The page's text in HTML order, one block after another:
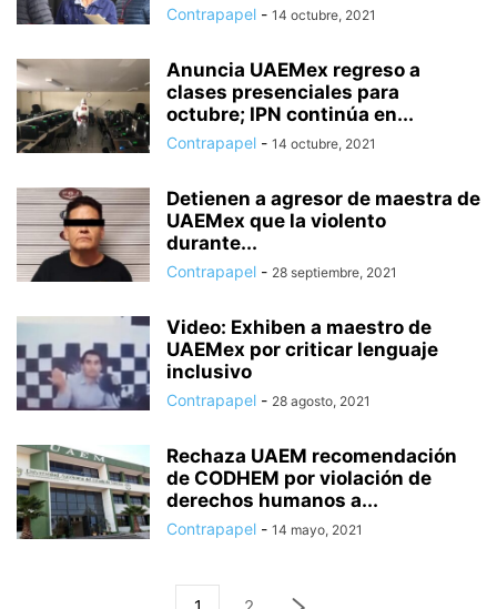
Contrapapel - 14 octubre, 2021
Anuncia UAEMex regreso a
clases presenciales para
octubre; IPN continúa en...
Contrapapel - 14 octubre, 2021
Detienen a agresor de maestra de
UAEMex que la violento
durante...
Contrapapel - 28 septiembre, 2021
Video: Exhiben a maestro de
UAEMex por criticar lenguaje
inclusivo
Contrapapel - 28 agosto, 2021
Rechaza UAEM recomendación
de CODHEM por violación de
derechos humanos a...
Contrapapel - 14 mayo, 2021